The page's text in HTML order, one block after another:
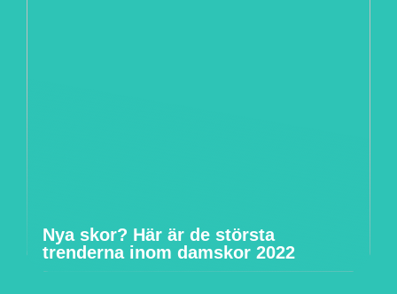
Nya skor? Här är de största
trenderna inom damskor 2022